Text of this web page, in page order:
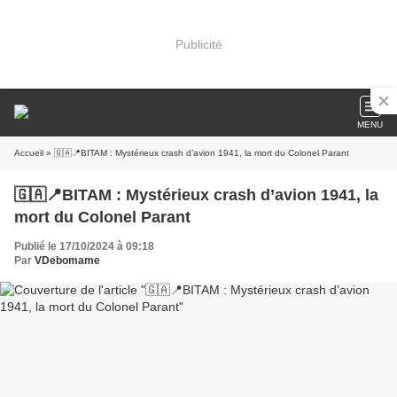
Publicité
MENU
Accueil » 🇬🇦📍BITAM : Mystérieux crash d’avion 1941, la mort du Colonel Parant
🇬🇦📍BITAM : Mystérieux crash d’avion 1941, la
mort du Colonel Parant
Publié le 17/10/2024 à 09:18
Par VDebomame